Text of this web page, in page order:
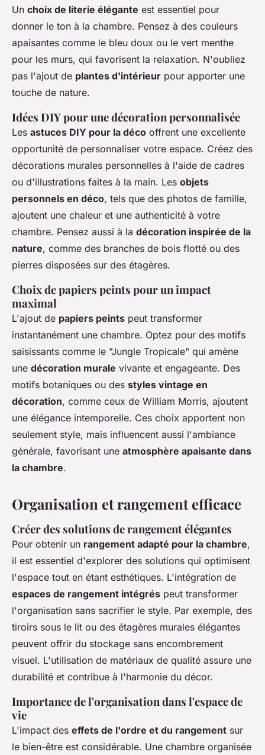
Un choix de literie élégante est essentiel pour
donner le ton à la chambre. Pensez à des couleurs
apaisantes comme le bleu doux ou le vert menthe
pour les murs, qui favorisent la relaxation. N'oubliez
pas l'ajout de plantes d'intérieur pour apporter une
touche de nature.
Idées DIY pour une décoration personnalisée
Les astuces DIY pour la déco offrent une excellente
opportunité de personnaliser votre espace. Créez des
décorations murales personnelles à l'aide de cadres
ou d'illustrations faites à la main. Les objets
personnels en déco, tels que des photos de famille,
ajoutent une chaleur et une authenticité à votre
chambre. Pensez aussi à la décoration inspirée de la
nature, comme des branches de bois flotté ou des
pierres disposées sur des étagères.
Choix de papiers peints pour un impact
maximal
L'ajout de papiers peints peut transformer
instantanément une chambre. Optez pour des motifs
saisissants comme le "Jungle Tropicale" qui amène
une décoration murale vivante et engageante. Des
motifs botaniques ou des styles vintage en
décoration, comme ceux de William Morris, ajoutent
une élégance intemporelle. Ces choix apportent non
seulement style, mais influencent aussi l'ambiance
générale, favorisant une atmosphère apaisante dans
la chambre.
Organisation et rangement efficace
Créer des solutions de rangement élégantes
Pour obtenir un rangement adapté pour la chambre,
il est essentiel d'explorer des solutions qui optimisent
l'espace tout en étant esthétiques. L'intégration de
espaces de rangement intégrés peut transformer
l'organisation sans sacrifier le style. Par exemple, des
tiroirs sous le lit ou des étagères murales élégantes
peuvent offrir du stockage sans encombrement
visuel. L'utilisation de matériaux de qualité assure une
durabilité et contribue à l'harmonie du décor.
Importance de l'organisation dans l'espace de
vie
L'impact des effets de l'ordre et du rangement sur
le bien-être est considérable. Une chambre organisée